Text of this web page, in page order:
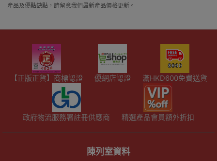
產品及優點缺點，請留意我們最新產品價格更新。
【正版正貨】商標認證 優網店認證 滿HKD600免費送貨
政府物流服務署註冊供應商 精選產品會員額外折扣
陳列室資料